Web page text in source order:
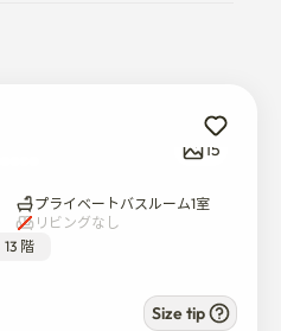
泊まで徒歩1分です。
分間隔)、陽村郷校駅9号
簡単にアクセスできます。
マゴンナル駅(金浦空港を1駅
ンギョ駅に急行列車ではな
えられます。
15
プライベートバスルーム1室
リビングなし
13 階
Size tip